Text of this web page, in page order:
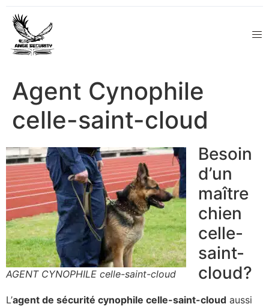
Agent Cynophile
celle-saint-cloud
AGENT CYNOPHILE celle-saint-cloud
Besoin
d’un
maître
chien
celle-
saint-
cloud?
L’agent de sécurité cynophile celle-saint-cloud aussi